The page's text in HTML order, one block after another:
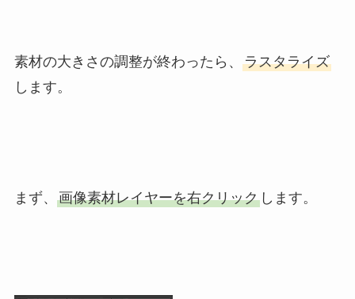
素材の大きさの調整が終わったら、 ラスタライズ
します。
まず、 画像素材レイヤーを右クリックします。